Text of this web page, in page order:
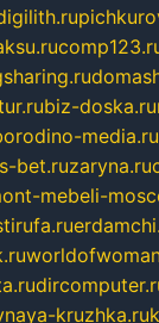
biz-doska.ru
media.ru
bet.ruzaryna.ru
mebeli-
kruzhka.ru